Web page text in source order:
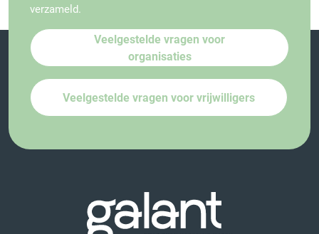
verzameld.
Veelgestelde vragen voor
organisaties
Veelgestelde vragen voor vrijwilligers